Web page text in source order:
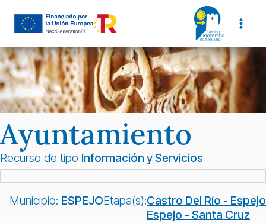
Ayuntamiento
Recurso de tipo Información y Servicios
Municipio: ESPEJOEtapa(s):Castro Del Río - Espejo
Espejo - Santa Cruz